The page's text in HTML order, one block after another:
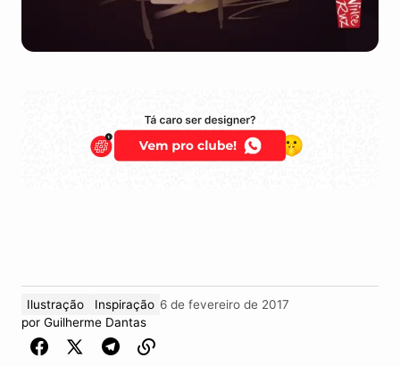
Ilustração Inspiração 6 de fevereiro de 2017
por Guilherme Dantas